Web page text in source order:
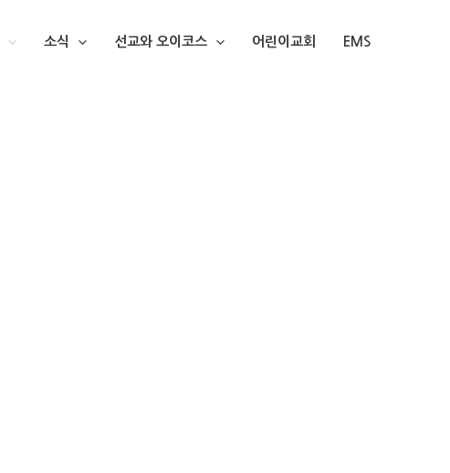
소식 선교와 오이코스 어린이교회 EMS